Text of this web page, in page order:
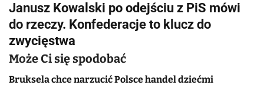
w
i
g
a
Janusz Kowalski po odejściu z PiS mówi
do rzeczy. Konfederacje to klucz do
zwycięstwa
Może Ci się spodobać
Bruksela chce narzucić Polsce handel dziećmi